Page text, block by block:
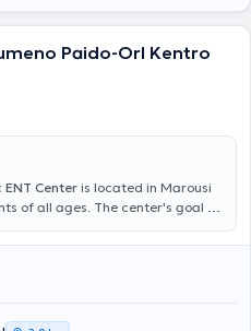
Paido-Orl Kentro
Center is located in Marousi
of all ages. The center's goal is
are offered, providing solutions
and pharyngitis.
otologic problems are
tinnitus, and hyperacusis. The